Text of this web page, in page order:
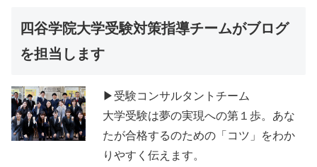
四谷学院大学受験対策指導チームがブログ
を担当します
▶受験コンサルタントチーム
大学受験は夢の実現への第１歩。あな
たが合格するのための「コツ」をわか
りやすく伝えます。